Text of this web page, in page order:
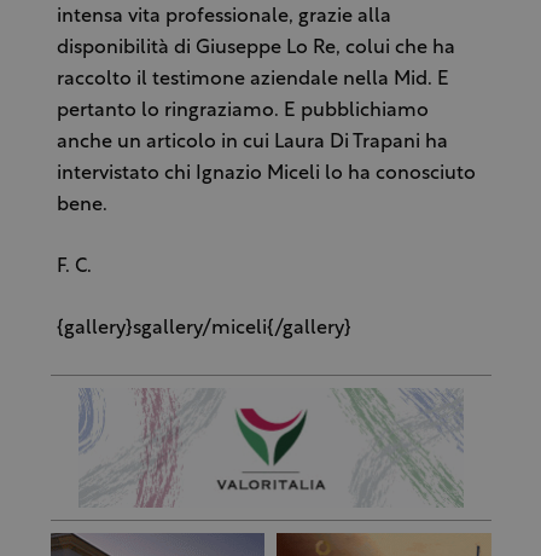
intensa vita professionale, grazie alla
disponibilità di Giuseppe Lo Re, colui che ha
raccolto il testimone aziendale nella Mid. E
pertanto lo ringraziamo. E pubblichiamo
anche un articolo in cui Laura Di Trapani ha
intervistato chi Ignazio Miceli lo ha conosciuto
bene.
F. C.
{gallery}sgallery/miceli{/gallery}